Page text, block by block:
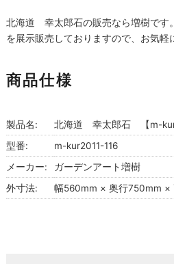
北海道 幸太郎石の販売なら増樹です
を展示販売しておりますので、お気軽
商品仕様
製品名:
北海道 幸太郎石 【m-
型番:
m-kur2011-116
メーカー:
ガーデンアート増樹
外寸法:
幅560mm × 奥行750mm ×